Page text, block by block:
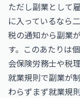
ただし副業として
に入っているなら
税の通知から副業
す。このあたりは
会保険労務士や税
就業規則で副業が
わらずまず就業規